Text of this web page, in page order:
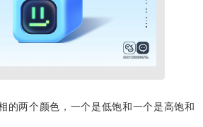
的两个颜色，一个是低饱和一个是高饱和